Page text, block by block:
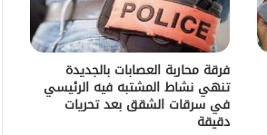
فرقة محاربة العصابات بالجديدة
تنهي نشاط المشتبه فيه الرئيسي
في سرقات الشقق بعد تحريات
دقيقة